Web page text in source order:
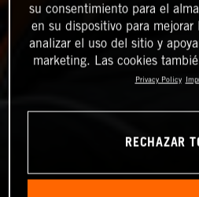
su consentimiento para el
en su dispositivo para
analizar el uso del sitio y
marketing. Las cookies
Privacy Policy
RECHAZAR